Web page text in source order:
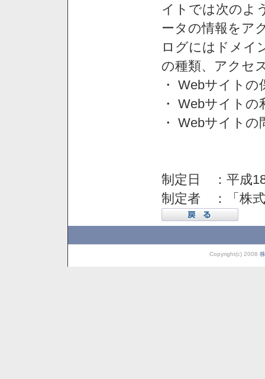
イトでは次のよ
ータの情報をア
ログにはドメイ
の種類、アクセ
・ Webサイトの
・ Webサイト
・ Webサイト
制定日 ：平成
制定者 ：「株
Copyright(c) 2008